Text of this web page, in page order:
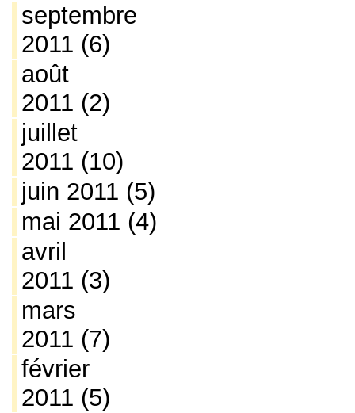
septembre
2011 (6)
août
2011 (2)
juillet
2011 (10)
juin 2011 (5)
mai 2011 (4)
avril
2011 (3)
mars
2011 (7)
février
2011 (5)